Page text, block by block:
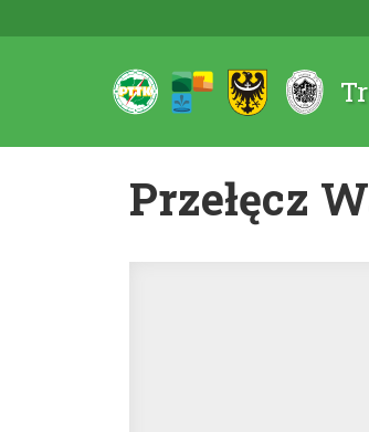
Przełęcz